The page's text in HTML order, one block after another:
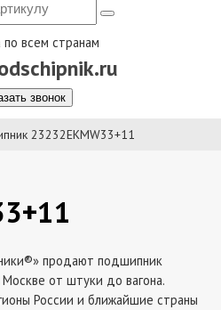
по всем странам
звонок
23232EKMW33+11
продают подшипник
от штуки до вагона.
России и ближайшие страны